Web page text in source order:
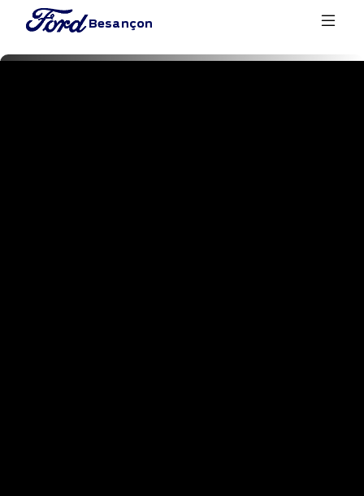
Besançon